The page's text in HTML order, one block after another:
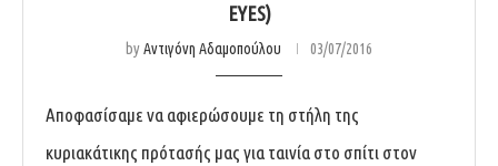
EYES)
byΑντιγόνη Αδαμοπούλου 03/07/2016
Αποφασίσαμε να αφιερώσουμε τη στήλη της
κυριακάτικης πρότασής μας για ταινία στο σπίτι στον